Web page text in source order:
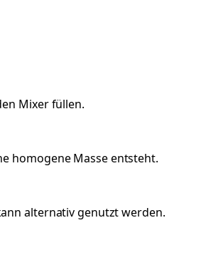
Mixer füllen.
homogene Masse entsteht.
alternativ genutzt werden.